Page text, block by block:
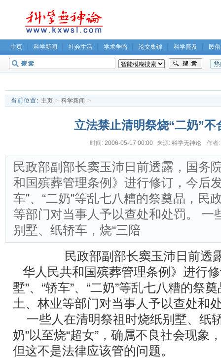
主页 科学新闻 社会生活 学术争鸣 论文集锦 科学普及 民
无神论坛
当前位置: 主页 > 科学新闻 >
立法禁止清明祭烧“二奶”不
时间: 2006-05-17 00:00 来源: 科学无神论 作者:
民政部副部长窦玉沛日前透露，国务
和国殡葬管理条例》进行修订，今后
车”、“二奶”等乱七八糟的祭奠品，民
等部门对当事人予以查处和处罚。 一
别墅、纸轿车，烧“三陪
民政部副部长窦玉沛日前透
华人民共和国殡葬管理条例》进行
墅”、“轿车”、“二奶”等乱七八糟的祭
土、林业等部门对当事人予以查处和
一些人在清明祭祖时烧纸别墅、纸
奶”以至烧“超女”，确属不良社会现象
但这不是法律应该管的问题。